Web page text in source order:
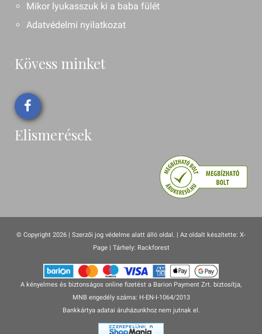
Mikor lyukasszuk ki a baba fülét
Adatvédelmi nyilatkozat
Kövess minket
Elismerések
© Copyright 2026 | Szerzői jog védelme alatt álló oldal. | Az oldalt készítette: X-
Page| Tárhely: Rackforest
A kényelmes és biztonságos online fizetést a Barion Payment Zrt. biztosítja,
MNB engedély száma: H-EN-I-1064/2013
Bankkártya adatai áruházunkhoz nem jutnak el.